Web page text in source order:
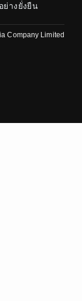
ย่างยั่งยืน
Company Limited